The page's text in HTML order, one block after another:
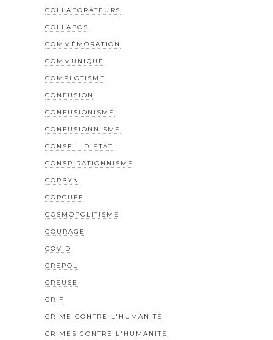
COLLABORATEURS
COLLABOS
COMMÉMORATION
COMMUNIQUÉ
COMPLOTISME
CONFUSION
CONFUSIONISME
CONFUSIONNISME
CONSEIL D'ÉTAT
CONSPIRATIONNISME
CORBYN
CORCUFF
COSMOPOLITISME
COURAGE
COVID
CREPOL
CREUSE
CRIF
CRIME CONTRE L'HUMANITÉ
CRIMES CONTRE L'HUMANITÉ